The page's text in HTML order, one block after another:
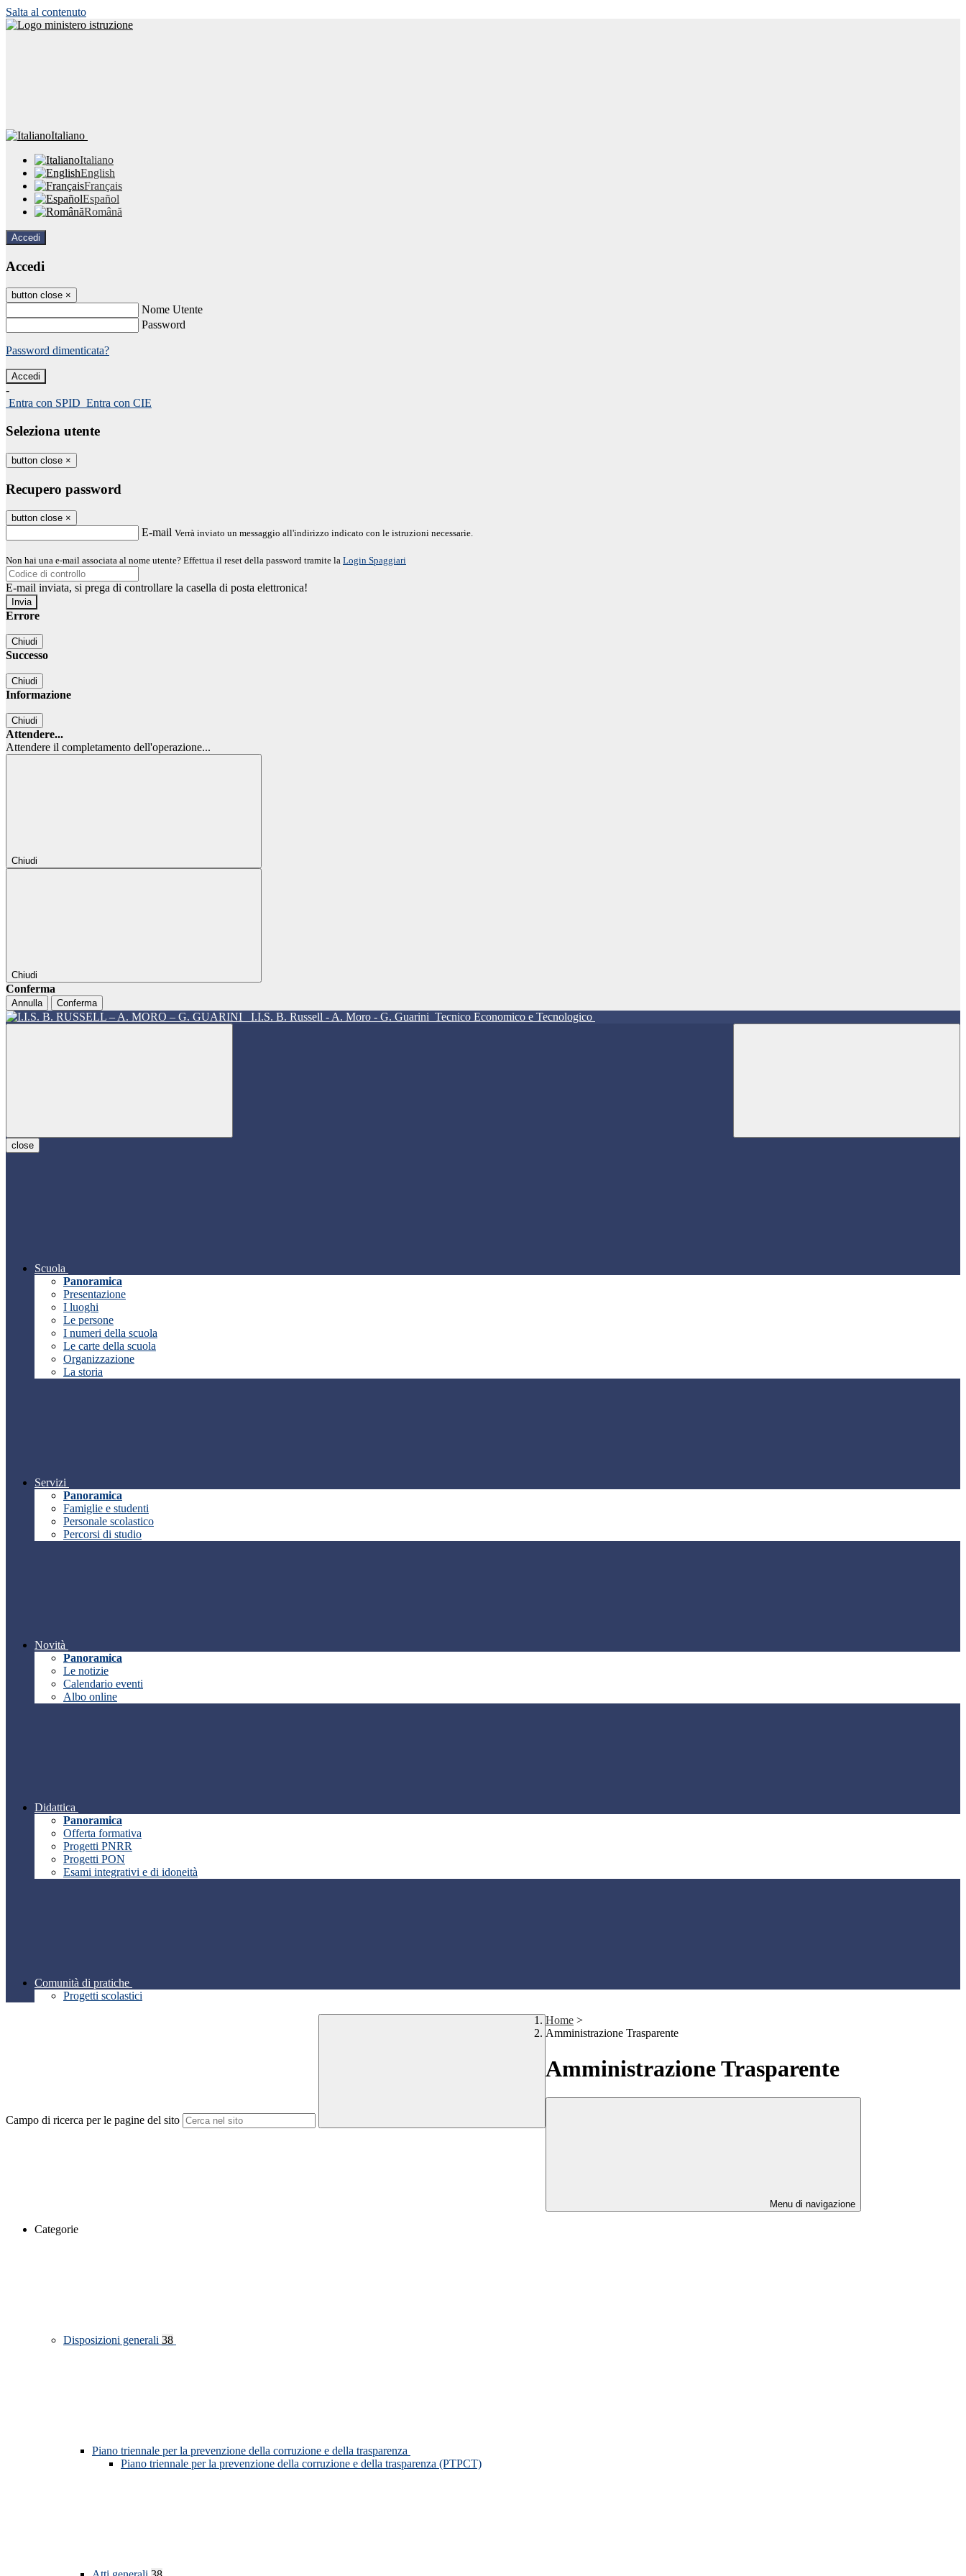
Salta al contenuto
Italiano
Italiano
English
Français
Español
Română
Accedi
Accedi
button close ×
Nome Utente
Password
Password dimenticata?
-
Entra con SPID Entra con CIE
Seleziona utente
button close ×
Recupero password
button close ×
E-mail Verrà inviato un messaggio all'indirizzo indicato con le istruzioni necessarie.
Non hai una e-mail associata al nome utente? Effettua il reset della password tramite la Login Spaggiari
E-mail inviata, si prega di controllare la casella di posta elettronica!
Errore
Chiudi
Successo
Chiudi
Informazione
Chiudi
Attendere...
Attendere il completamento dell'operazione...
Chiudi
Chiudi
Conferma
Annulla Conferma
I.I.S. B. Russell - A. Moro - G. Guarini Tecnico Economico e Tecnologico
close
Scuola
Panoramica
Presentazione
I luoghi
Le persone
I numeri della scuola
Le carte della scuola
Organizzazione
La storia
Servizi
Panoramica
Famiglie e studenti
Personale scolastico
Percorsi di studio
Novità
Panoramica
Le notizie
Calendario eventi
Albo online
Didattica
Panoramica
Offerta formativa
Progetti PNRR
Progetti PON
Esami integrativi e di idoneità
Comunità di pratiche
Progetti scolastici
Campo di ricerca per le pagine del sito
Home >
Amministrazione Trasparente
Amministrazione Trasparente
Menu di navigazione
Categorie
Disposizioni generali 38
Piano triennale per la prevenzione della corruzione e della trasparenza
Piano triennale per la prevenzione della corruzione e della trasparenza (PTPCT)